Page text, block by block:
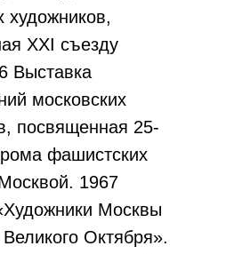
художников,
XXI съезду
Выставка
московских
посвященная 25-
фашистских
1967
Москвы
Октября».